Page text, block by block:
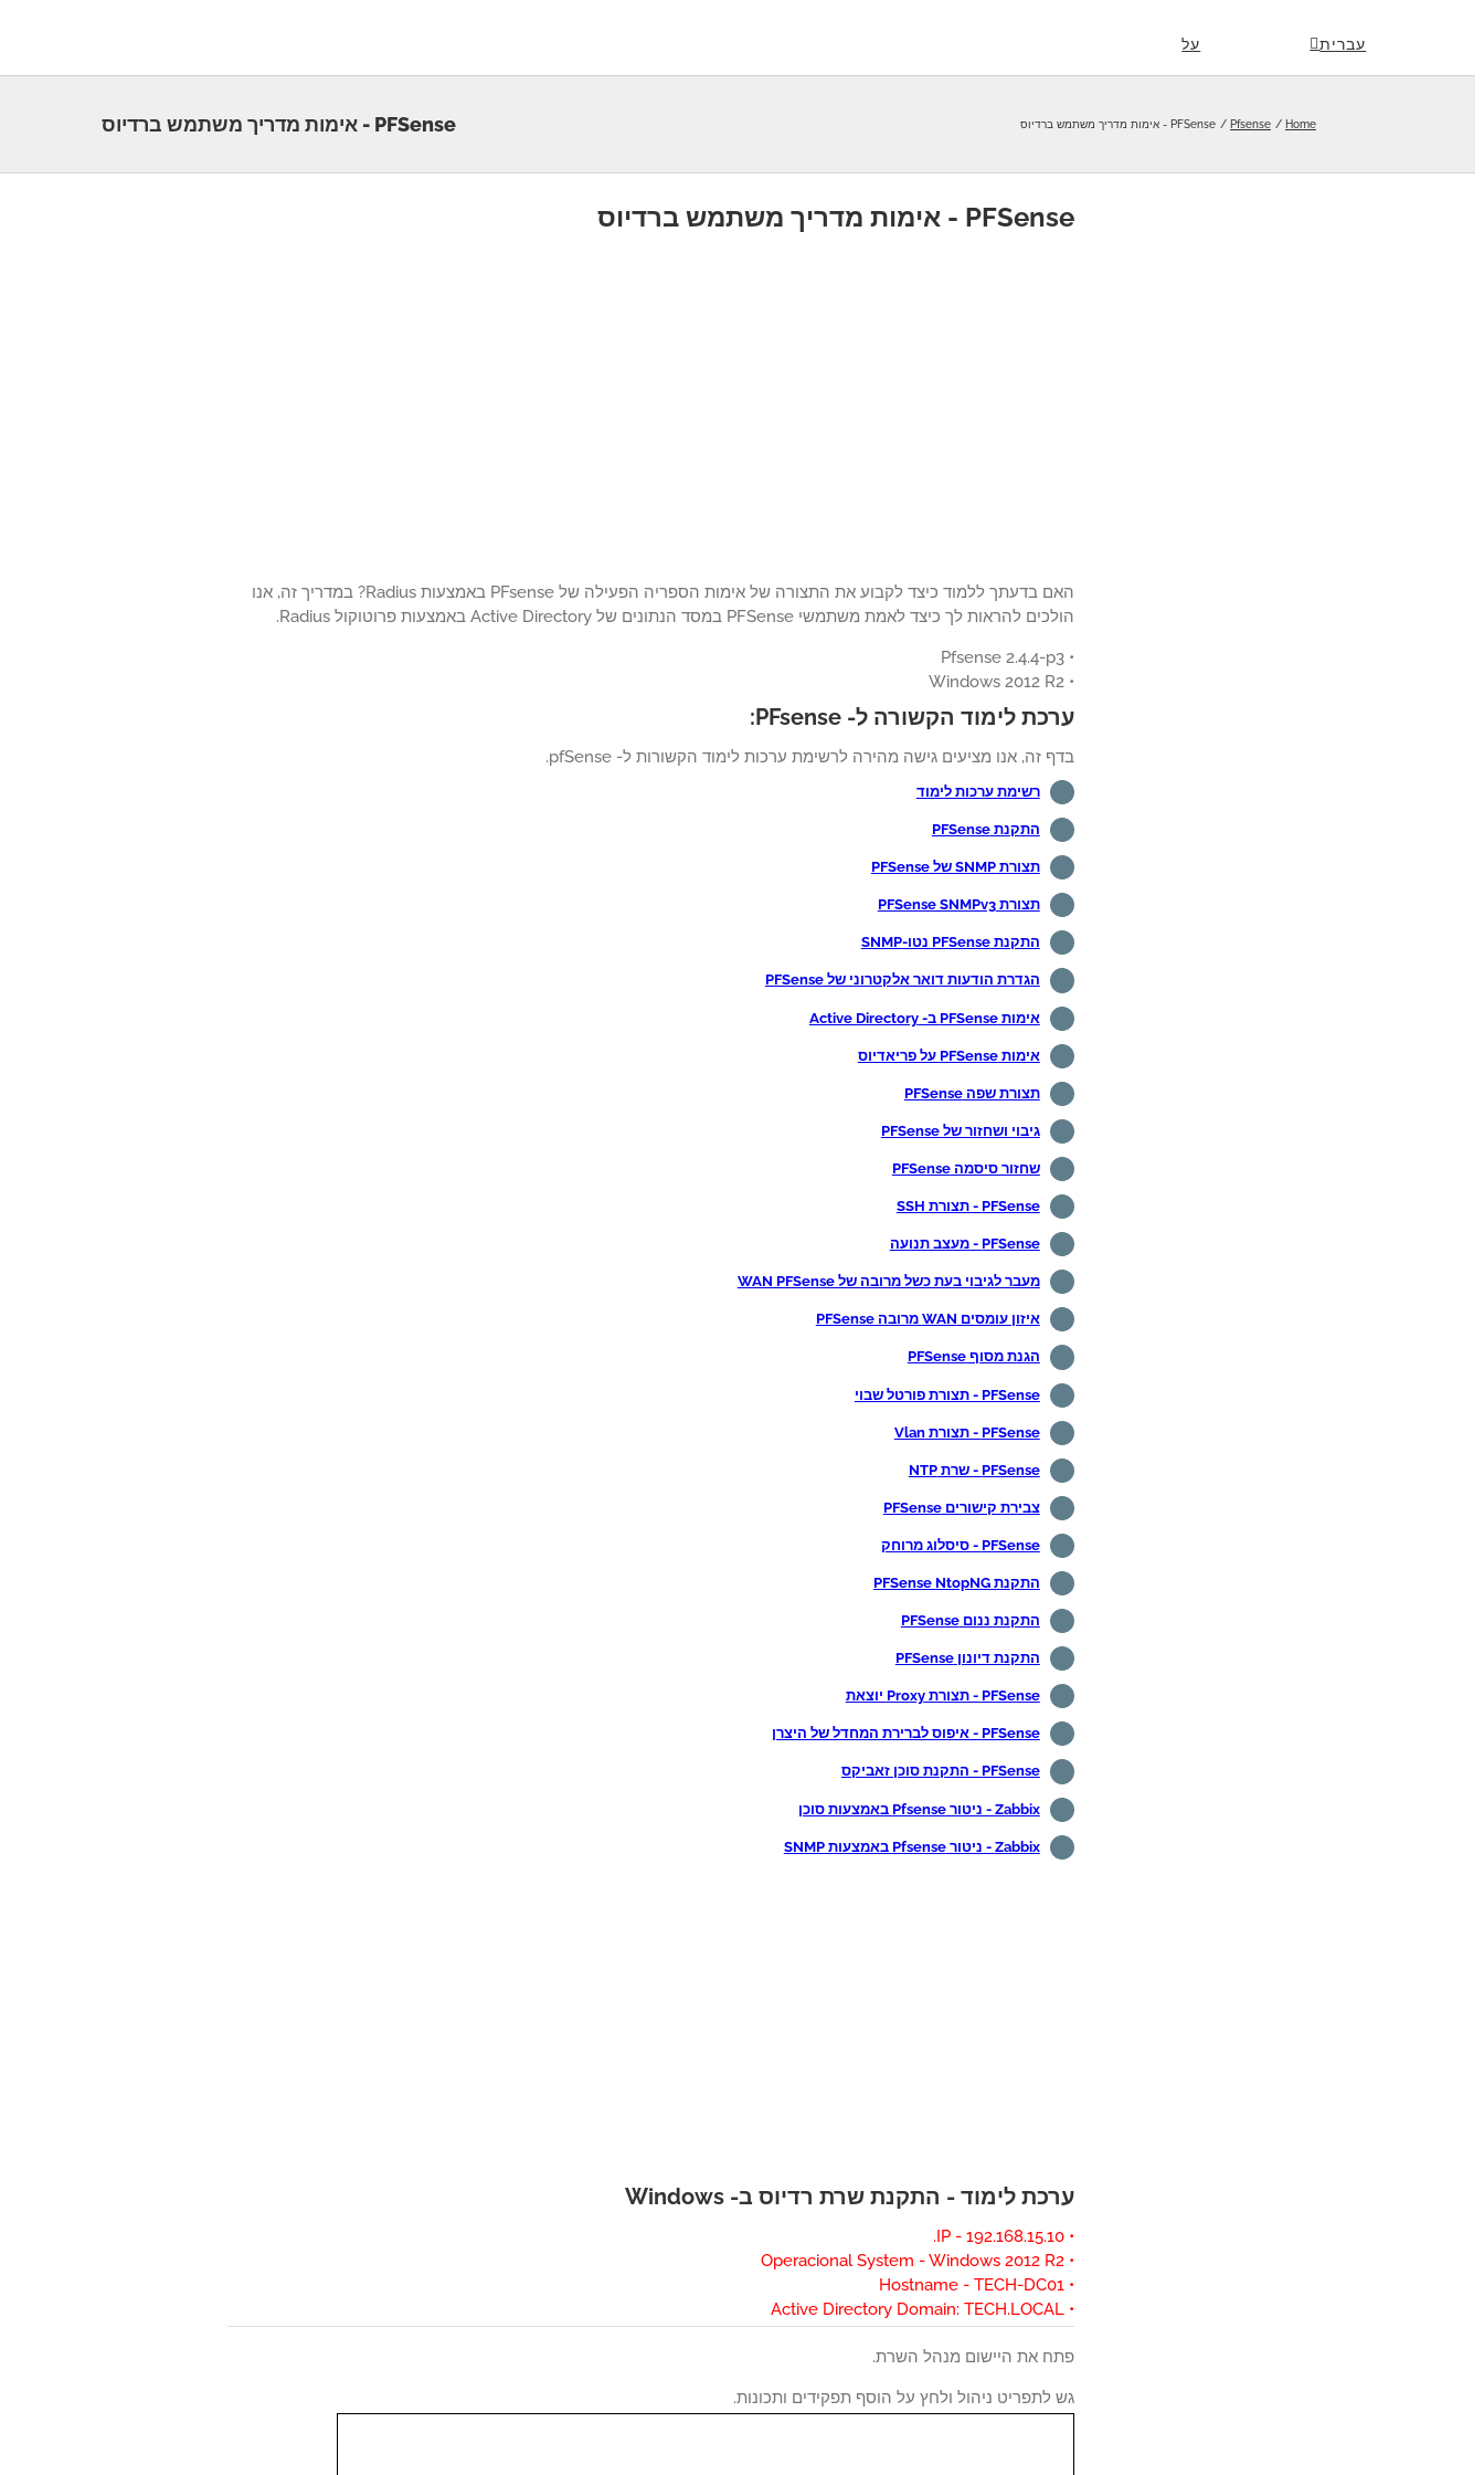
על עברית
PFSense - אימות מדריך משתמש ברדיוס Home
Pfsense PFSense - אימות מדריך משתמש ברדיוס
PFSense - אימות מדריך משתמש ברדיוס
האם בדעתך ללמוד כיצד לקבוע את התצורה של אימות הספריה הפעילה של PFsense באמצעות Radius? במדריך זה, אנו
הולכים להראות לך כיצד לאמת משתמשי PFSense במסד הנתונים של Active Directory באמצעות פרוטוקול Radius.
• Pfsense 2.4.4-p3
• Windows 2012 R2
ערכת לימוד הקשורה ל- PFsense:
בדף זה, אנו מציעים גישה מהירה לרשימת ערכות לימוד הקשורות ל- pfSense.
רשימת ערכות לימוד
התקנת PFSense
תצורת SNMP של PFSense
תצורת PFSense SNMPv3
התקנת PFSense נטו-SNMP
הגדרת הודעות דואר אלקטרוני של PFSense
אימות PFSense ב- Active Directory
אימות PFSense על פריאדיוס
תצורת שפה PFSense
גיבוי ושחזור של PFSense
שחזור סיסמה PFSense
PFSense - תצורת SSH
PFSense - מעצב תנועה
מעבר לגיבוי בעת כשל מרובה של WAN PFSense
איזון עומסים WAN מרובה PFSense
הגנת מסוף PFSense
PFSense - תצורת פורטל שבוי
PFSense - תצורת Vlan
PFSense - שרת NTP
צבירת קישורים PFSense
PFSense - סיסלוג מרוחק
התקנת PFSense NtopNG
התקנת ננום PFSense
התקנת דיונון PFSense
PFSense - תצורת Proxy יוצאת
PFSense - איפוס לברירת המחדל של היצרן
PFSense - התקנת סוכן זאביקס
Zabbix - ניטור Pfsense באמצעות סוכן
Zabbix - ניטור Pfsense באמצעות SNMP
ערכת לימוד - התקנת שרת רדיוס ב- Windows
• IP - 192.168.15.10.
• Operacional System - Windows 2012 R2
• Hostname - TECH-DC01
• Active Directory Domain: TECH.LOCAL
פתח את היישום מנהל השרת.
גש לתפריט ניהול ולחץ על הוסף תפקידים ותכונות.